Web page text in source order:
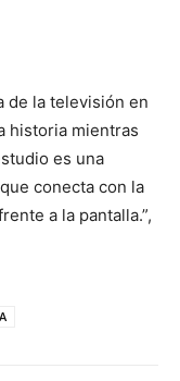
de la televisión en
historia mientras
es una
conecta con la
a la pantalla.”,